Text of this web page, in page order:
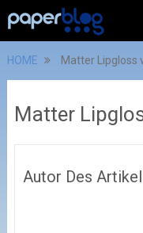
HOME Matter Lipgloss
Matter
Autor Des